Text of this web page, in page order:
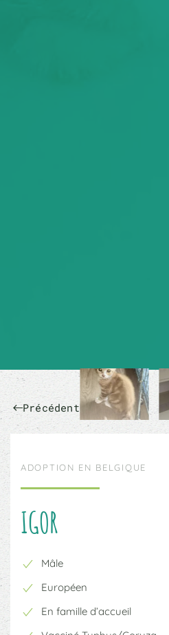
Précédent
ADOPTION EN BELGIQUE
IGOR
Mâle
Européen
En famille d’accueil